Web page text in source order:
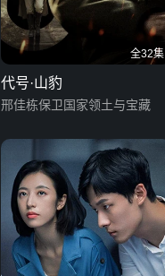
全32集
代号·山豹
邢佳栋保卫国家领土与宝藏